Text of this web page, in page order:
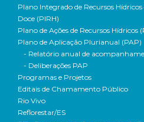
Plano Integrado de Recursos
Doce (PIRH)
Plano de Ações de Recursos Hídricos
Plano de Aplicação Plurianual (PAP)
- Relatório anual de
- Deliberações PAP
Programas e Projetos
Editais de Chamamento Público
Rio Vivo
Reflorestar/ES